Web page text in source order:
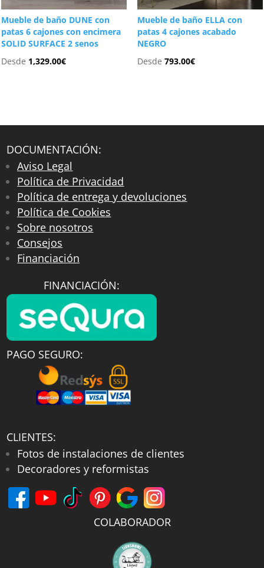
Mueble de baño DUNE con
patas 6 cajones con encimera
SOLID SURFACE 2 senos
Desde 1,329.00€
Mueble de baño ELLA con
patas 4 cajones acabado
NEGRO
Desde 793.00€
DOCUMENTACIÓN:
Aviso Legal
Política de Privacidad
Política de entrega y devoluciones
Política de Cookies
Sobre nosotros
Consejos
Financiación
FINANCIACIÓN:
PAGO SEGURO:
CLIENTES:
Fotos de instalaciones de clientes
Decoradores y reformistas
COLABORADOR